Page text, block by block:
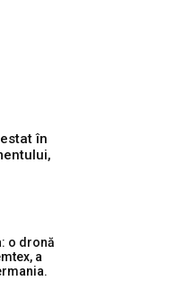
în
o dronă
a